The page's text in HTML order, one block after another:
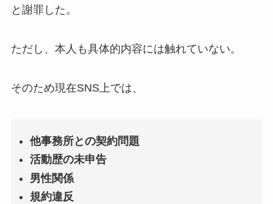
と謝罪した。
ただし、本人も具体的内容には触れていない。
そのため現在SNS上では、
他事務所との契約問題
活動歴の未申告
男性関係
規約違反